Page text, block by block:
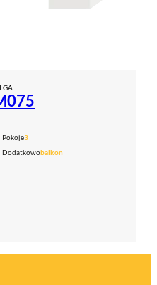
Pokoje3
Dodatkowobalkon